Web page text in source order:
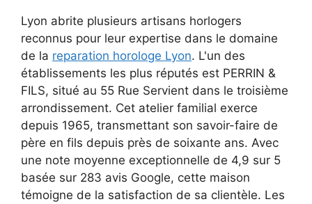
Lyon abrite plusieurs artisans horlogers
reconnus pour leur expertise dans le domaine
de la reparation horologe Lyon. L'un des
établissements les plus réputés est PERRIN &
FILS, situé au 55 Rue Servient dans le troisième
arrondissement. Cet atelier familial exerce
depuis 1965, transmettant son savoir-faire de
père en fils depuis près de soixante ans. Avec
une note moyenne exceptionnelle de 4,9 sur 5
basée sur 283 avis Google, cette maison
témoigne de la satisfaction de sa clientèle. Les